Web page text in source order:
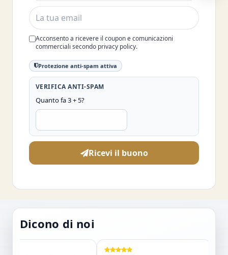
Acconsento a ricevere il coupon e comunicazioni
commerciali secondo privacy policy.
Protezione anti-spam attiva
VERIFICA ANTI-SPAM
Quanto fa 3 + 5?
Ricevi il buono
Dicono di noi